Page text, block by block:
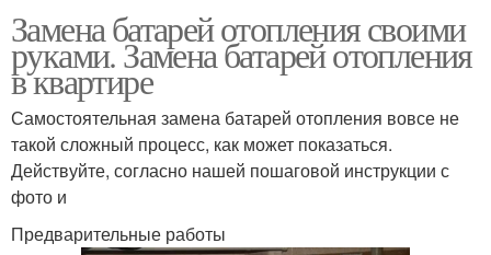
Замена батарей отопления своими
руками. Замена батарей отопления
в квартире
Самостоятельная замена батарей отопления вовсе не
такой сложный процесс, как может показаться.
Действуйте, согласно нашей пошаговой инструкции с
фото и
Предварительные работы